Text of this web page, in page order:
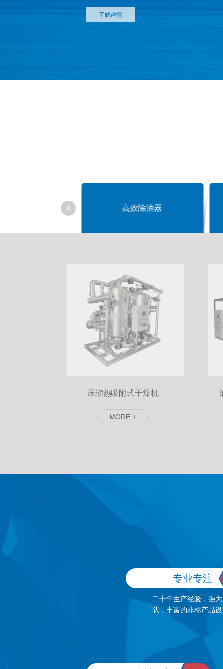
了解详情
其他特殊气体
了解详情
高效除油器
压缩热吸附式干燥机
MORE +
专业专注
二十年生产经验，强
队，丰富的非标产品